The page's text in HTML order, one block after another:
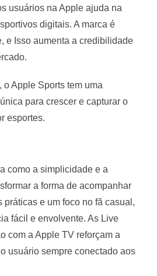
usuários na Apple ajuda na
digitais. A marca é
e Isso aumenta a credibilidade
Apple Sports tem uma
para crescer e capturar o
esportes.
como a simplicidade e a
a forma de acompanhar
práticas e um foco no fã casual,
fácil e envolvente. As Live
com a Apple TV reforçam a
usuário sempre conectado aos